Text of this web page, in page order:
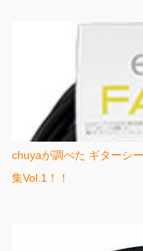
chuyaが調べた ギターシ
集Vol.1！！